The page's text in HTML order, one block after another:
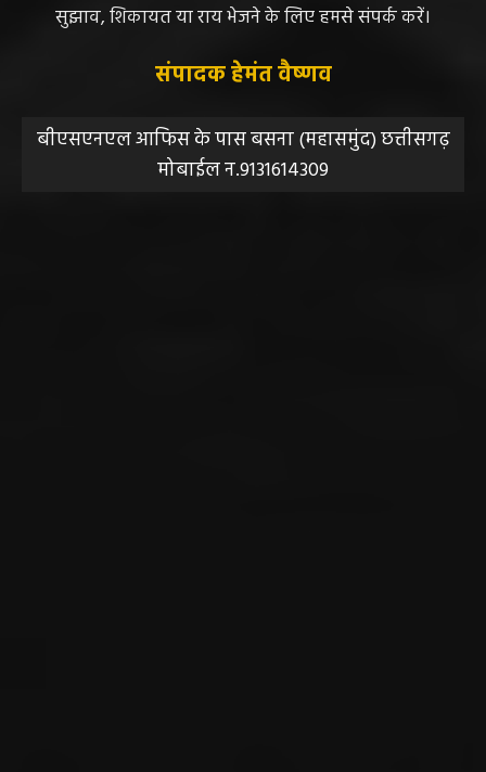
सुझाव, शिकायत या राय भेजने के लिए हमसे संपर्क करें।
संपादक हेमंत वैष्णव
बीएसएनएल आफिस के पास बसना (महासमुंद) छत्तीसगढ़
मोबाईल न.9131614309